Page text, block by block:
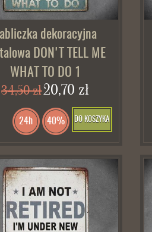
dekoracyjna
DON'T TELL ME
WHAT TO DO 1
34,50 zł20,70 zł
DO KOSZYKA
24h 40%